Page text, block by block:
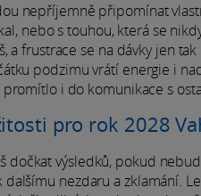
nepříjemně připomínat
nebo s touhou, která se
a frustrace se na dávky jen
podzimu vrátí energie i
i do komunikace s
pro rok 2028
dočkat výsledků, pokud
nezdaru a zklamání.